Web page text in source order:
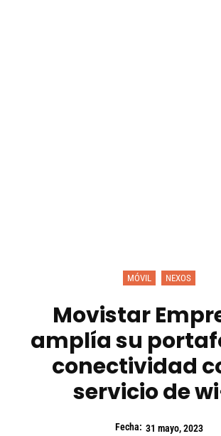
MÓVIL NEXOS
Movistar
amplía su
conectividad
servicio de
Fecha: 31 mayo, 2023